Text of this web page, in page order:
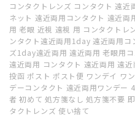
コンタクトレンズ コンタクト 遠
ネット 遠近両用コンタクト 遠近
用 老眼 近視 遠視 用 コンタクトレ
ンタクト遠近両用1day 遠近両用
ズ1day遠近両用 遠近両用 老眼用
遠近両用 コンタクト 遠近両用 遠
投函 ポスト ポスト便 ワンデイ ワ
デーコンタクト 遠近両用ワンデー
者 初めて 処方箋なし 処方箋不要
タクトレンズ 使い捨て